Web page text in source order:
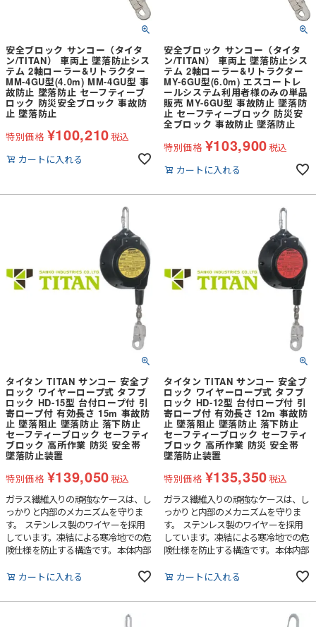
安全ブロック サンコー（タイタ
ン/TITAN） 車両上 墜落防止シス
テム 2軸ローラー&リトラクター
MM-4GU型(4.0m) MM-4GU型 事
故防止 墜落防止 セーフティーブ
ロック 防災安全ブロック 事故防
止 墜落防止
特別価格 ¥100,210税込
カートに入れる
安全ブロック サンコー（タイタ
ン/TITAN） 車両上 墜落防止シス
テム 2軸ローラー&リトラクター
MY-6GU型(6.0m) エスコートレ
ールシステム利用者様のみの単品
販売 MY-6GU型 事故防止 墜落防
止 セーフティーブロック 防災安
全ブロック 事故防止 墜落防止
特別価格 ¥103,900税込
カートに入れる
タイタン TITAN サンコー 安全ブ
ロック ワイヤーロープ式 タフブ
ロック HD-15型 台付ロープ付 引
寄ロープ付 有効長さ 15m 事故防
止 墜落阻止 墜落防止 落下防止
セーフティーブロック セーフティ
ブロック 高所作業 防災 安全帯
墜落防止装置
特別価格 ¥139,050税込
ガラス繊維入りの頑強なケースは、し
っかりと内部のメカニズムを守りま
す。 ステンレス製のワイヤーを採用
しています。凍結による寒冷地での危
険仕様を防止する構造です。本体内部
た。カートに入れる
タイタン TITAN サンコー 安全ブ
ロック ワイヤーロープ式 タフブ
ロック HD-12型 台付ロープ付 引
寄ロープ付 有効長さ 12m 事故防
止 墜落阻止 墜落防止 落下防止
セーフティーブロック セーフティ
ブロック 高所作業 防災 安全帯
墜落防止装置
特別価格 ¥135,350税込
ガラス繊維入りの頑強なケースは、し
っかりと内部のメカニズムを守りま
す。 ステンレス製のワイヤーを採用
しています。凍結による寒冷地での危
険仕様を防止する構造です。本体内部
た。カートに入れる